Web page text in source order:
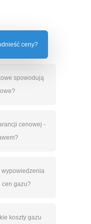
ceny?
spowodują
cenowej -
cen gazu?
koszty gazu